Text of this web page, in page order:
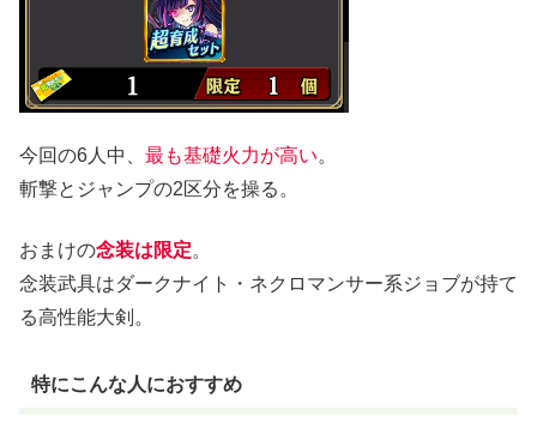
今回の6人中、 最も基礎火力が高い。
斬撃とジャンプの2区分を操る。
おまけの念装は限定。
念装武具はダークナイト・ネクロマンサー系ジョブが持て
る高性能大剣。
特にこんな人におすすめ